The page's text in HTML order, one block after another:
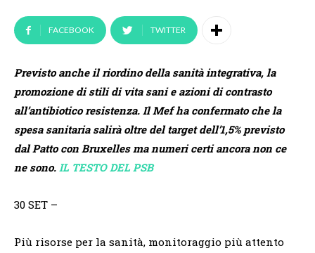
FACEBOOK TWITTER
Previsto anche il riordino della sanità integrativa, la
promozione di stili di vita sani e azioni di contrasto
all’antibiotico resistenza. Il Mef ha confermato che la
spesa sanitaria salirà oltre del target dell’1,5% previsto
dal Patto con Bruxelles ma numeri certi ancora non ce
ne sono. IL TESTO DEL PSB
30 SET –
Più risorse per la sanità, monitoraggio più attento